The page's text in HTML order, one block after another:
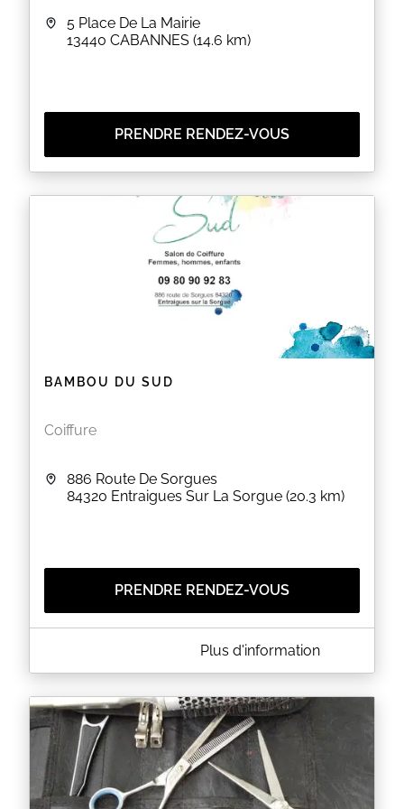
5 Place De La Mairie
13440 CABANNES (14.6 km)
PRENDRE RENDEZ-VOUS
BAMBOU DU SUD
Coiffure
886 Route De Sorgues
84320 Entraigues Sur La Sorgue (20.3 km)
PRENDRE RENDEZ-VOUS
A PROPOS DE BAMBOU DU SUD
Avignon, mon salon où l'on se sent bien propose son
savoir-faire dans un espace dédié à la coiffure
Hommes, Femmes et Enfants.
Je met à votre disposition mes 24 années
d’expériences et me tient chaque jour à votre
disposition pour des conseils personnalisés et des
soins adaptés à vos cheveux.
Plus d'information